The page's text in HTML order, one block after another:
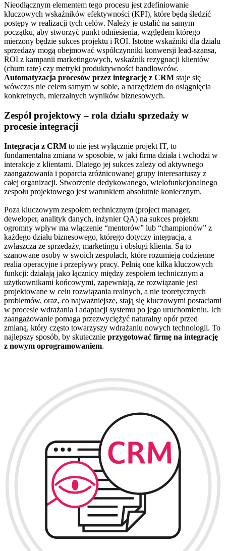
Nieodłącznym elementem tego procesu jest zdefiniowanie
kluczowych wskaźników efektywności (KPI), które będą śledzić
postępy w realizacji tych celów. Należy je ustalić na samym
początku, aby stworzyć punkt odniesienia, względem którego
mierzony będzie sukces projektu i ROI. Istotne wskaźniki dla działu
sprzedaży mogą obejmować współczynniki konwersji lead-szansa,
ROI z kampanii marketingowych, wskaźnik rezygnacji klientów
(churn rate) czy metryki produktywności handlowców.
Automatyzacja procesów przez integrację z CRM staje się
wówczas nie celem samym w sobie, a narzędziem do osiągnięcia
konkretnych, mierzalnych wyników biznesowych.
Zespół projektowy – rola działu sprzedaży w
procesie integracji
Integracja z CRM to nie jest wyłącznie projekt IT, to
fundamentalna zmiana w sposobie, w jaki firma działa i wchodzi w
interakcje z klientami. Dlatego jej sukces zależy od aktywnego
zaangażowania i poparcia zróżnicowanej grupy interesariuszy z
całej organizacji. Stworzenie dedykowanego, wielofunkcjonalnego
zespołu projektowego jest warunkiem absolutnie koniecznym.
Poza kluczowym zespołem technicznym (project manager,
deweloper, analityk danych, inżynier QA) na sukces projektu
ogromny wpływ ma włączenie “mentorów” lub “championów” z
każdego działu biznesowego, którego dotyczy integracja, a
zwłaszcza ze sprzedaży, marketingu i obsługi klienta. Są to
szanowane osoby w swoich zespołach, które rozumieją codzienne
realia operacyjne i przepływy pracy. Pełnią one kilka kluczowych
funkcji: działają jako łącznicy między zespołem technicznym a
użytkownikami końcowymi, zapewniają, że rozwiązanie jest
projektowane w celu rozwiązania realnych, a nie teoretycznych
problemów, oraz, co najważniejsze, stają się kluczowymi postaciami
w procesie wdrażania i adaptacji systemu po jego uruchomieniu. Ich
zaangażowanie pomaga przezwyciężyć naturalny opór przed
zmianą, który często towarzyszy wdrażaniu nowych technologii. To
najlepszy sposób, by skutecznie przygotować firmę na integrację
z nowym oprogramowaniem.